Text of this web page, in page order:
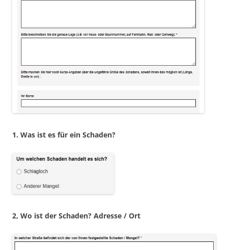
1. Was ist es für ein Schaden?
2, Wo ist der Schaden? Adresse / Ort